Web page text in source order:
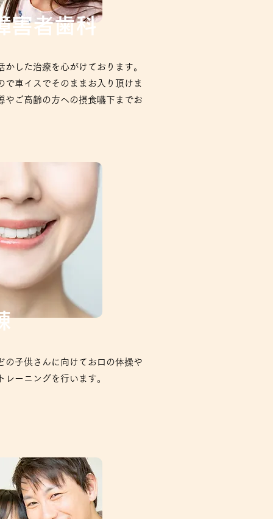
害者歯科
した治療を心がけております。
で車イスでそのままお入り頂けま
やご高齢の方への摂食嚥下までお
の子供さんに向けてお口の体操や
ーニングを行います。